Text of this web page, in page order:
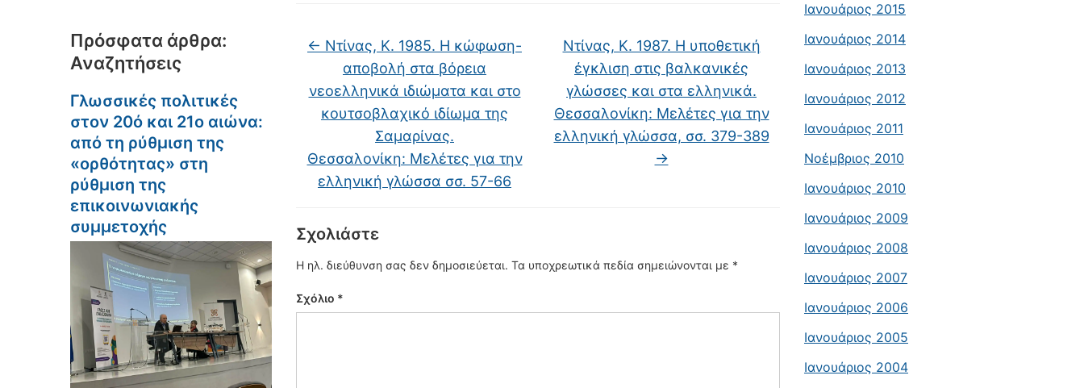
Πρόσφατα άρθρα:
Αναζητήσεις
Γλωσσικές πολιτικές
στον 20ό και 21ο αιώνα:
από τη ρύθμιση της
«ορθότητας» στη
ρύθμιση της
επικοινωνιακής
συμμετοχής
← Ντίνας, Κ. 1985. H κώφωση-
αποβολή στα βόρεια
νεοελληνικά ιδιώματα και στο
κουτσοβλαχικό ιδίωμα της
Σαμαρίνας.
Θεσσαλονίκη: Mελέτες για την
ελληνική γλώσσα σσ. 57-66
Ντίνας, Κ. 1987. H υποθετική
έγκλιση στις βαλκανικές
γλώσσες και στα ελληνικά.
Θεσσαλονίκη: Mελέτες για την
ελληνική γλώσσα, σσ. 379-389
→
Σχολιάστε
Η ηλ. διεύθυνση σας δεν δημοσιεύεται. Τα υποχρεωτικά πεδία σημειώνονται με *
Σχόλιο *
Ιανουάριος 2015
Ιανουάριος 2014
Ιανουάριος 2013
Ιανουάριος 2012
Ιανουάριος 2011
Νοέμβριος 2010
Ιανουάριος 2010
Ιανουάριος 2009
Ιανουάριος 2008
Ιανουάριος 2007
Ιανουάριος 2006
Ιανουάριος 2005
Ιανουάριος 2004